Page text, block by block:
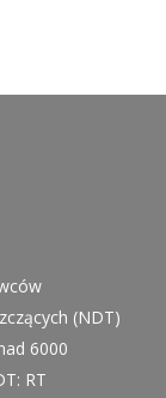
(NDT)
6000
RT